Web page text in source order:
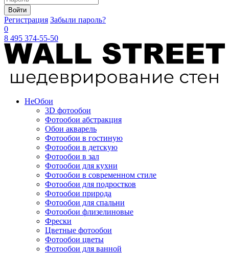
Войти
Регистрация Забыли пароль?
0
8 495 374-55-50
НеОбои
3D фотообои
Фотообои абстракция
Обои акварель
Фотообои в гостиную
Фотообои в детскую
Фотообои в зал
Фотообои для кухни
Фотообои в современном стиле
Фотообои для подростков
Фотообои природа
Фотообои для спальни
Фотообои флизелиновые
Фрески
Цветные фотообои
Фотообои цветы
Фотообои для ванной